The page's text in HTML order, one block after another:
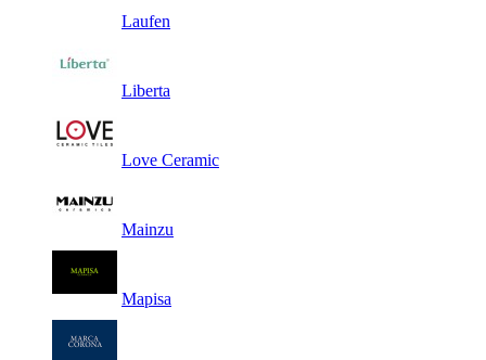
Laufen
Liberta
Love Ceramic
Mainzu
Mapisa